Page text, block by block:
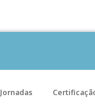
Jornadas